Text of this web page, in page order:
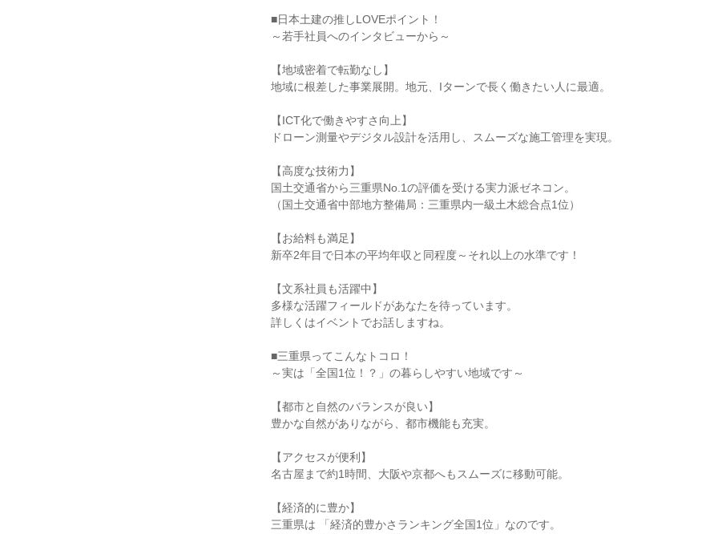
■日本土建の推しLOVEポイント！
～若手社員へのインタビューから～
【地域密着で転勤なし】
地域に根差した事業展開。地元、Iターンで長く働きたい人に最適。
【ICT化で働きやすさ向上】
ドローン測量やデジタル設計を活用し、スムーズな施工管理を実現。
【高度な技術力】
国土交通省から三重県No.1の評価を受ける実力派ゼネコン。
（国土交通省中部地方整備局：三重県内一級土木総合点1位）
【お給料も満足】
新卒2年目で日本の平均年収と同程度～それ以上の水準です！
【文系社員も活躍中】
多様な活躍フィールドがあなたを待っています。
詳しくはイベントでお話しますね。
■三重県ってこんなトコロ！
～実は「全国1位！？」の暮らしやすい地域です～
【都市と自然のバランスが良い】
豊かな自然がありながら、都市機能も充実。
【アクセスが便利】
名古屋まで約1時間、大阪や京都へもスムーズに移動可能。
【経済的に豊か】
三重県は 「経済的豊かさランキング全国1位」なのです。